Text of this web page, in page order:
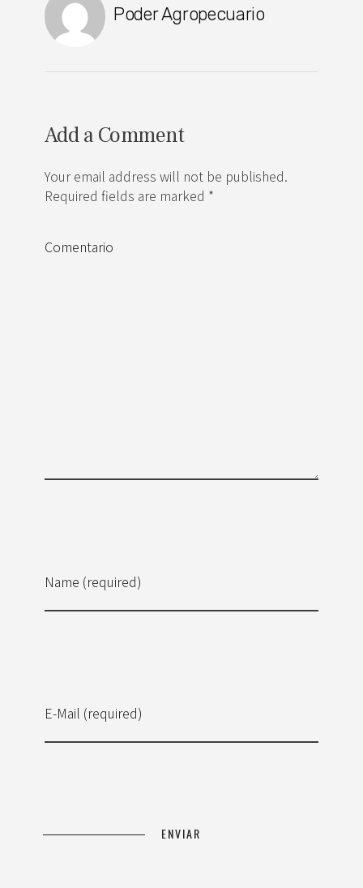
Poder Agropecuario
Add a Comment
Your email address will not be published.
Required fields are marked *
Name (required)
E-Mail (required)
Comentario